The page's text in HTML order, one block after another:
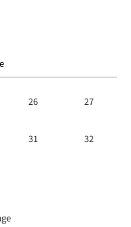
26 27
31 32